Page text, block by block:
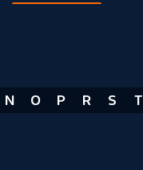
N O P R S T